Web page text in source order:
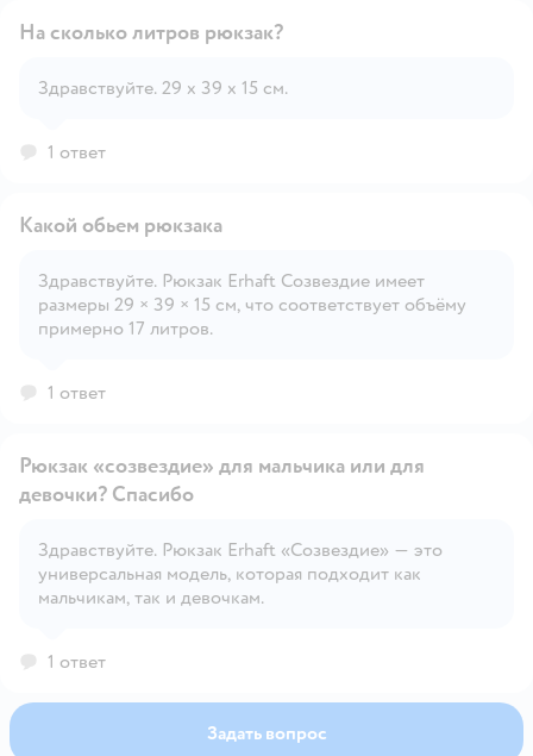
Открыть вопрос
На сколько литров рюкзак?
Здравствуйте. 29 х 39 х 15 см.
1 ответ
Открыть вопрос
Какой обьем рюкзака
Здравствуйте. Рюкзак Erhaft Созвездие имеет
размеры 29 × 39 × 15 см, что соответствует объёму
примерно 17 литров.
1 ответ
Открыть вопрос
Рюкзак «созвездие» для мальчика или для
девочки? Спасибо
Здравствуйте. Рюкзак Erhaft «Созвездие» — это
универсальная модель, которая подходит как
мальчикам, так и девочкам.
1 ответ
Задать вопрос